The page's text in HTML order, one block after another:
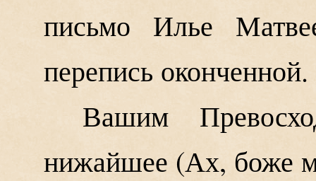
письмо Илье
перепись оконченной.
Вашим
нижайшее (Ах, боже